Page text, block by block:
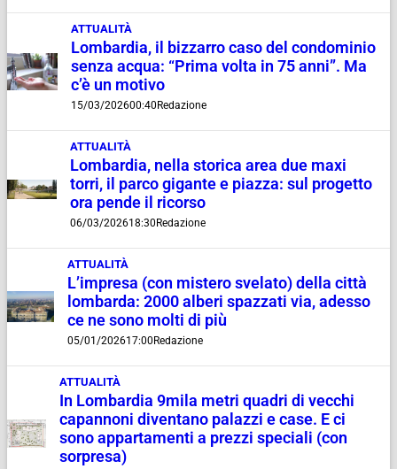
ATTUALITÀ
Lombardia, il bizzarro caso del condominio
senza acqua: “Prima volta in 75 anni”. Ma
c’è un motivo
15/03/202600:40Redazione
ATTUALITÀ
Lombardia, nella storica area due maxi
torri, il parco gigante e piazza: sul progetto
ora pende il ricorso
06/03/202618:30Redazione
ATTUALITÀ
L’impresa (con mistero svelato) della città
lombarda: 2000 alberi spazzati via, adesso
ce ne sono molti di più
05/01/202617:00Redazione
ATTUALITÀ
In Lombardia 9mila metri quadri di vecchi
capannoni diventano palazzi e case. E ci
sono appartamenti a prezzi speciali (con
sorpresa)